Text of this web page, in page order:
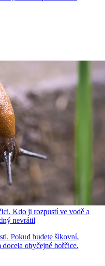
Kdo ji rozpustí ve vodě a
nevrátil
Pokud budete šikovní,
obyčejné hořčice.